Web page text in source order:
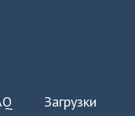
Загрузки